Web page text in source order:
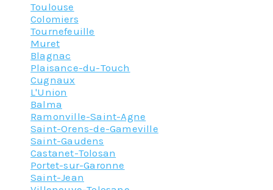
Toulouse
Colomiers
Tournefeuille
Muret
Blagnac
Plaisance-du-Touch
Cugnaux
L'Union
Balma
Ramonville-Saint-Agne
Saint-Orens-de-Gameville
Saint-Gaudens
Castanet-Tolosan
Portet-sur-Garonne
Saint-Jean